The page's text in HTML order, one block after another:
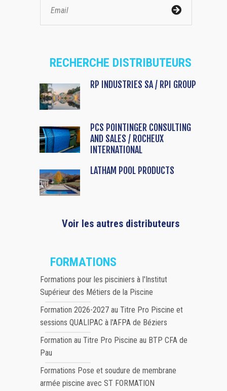
RECHERCHE DISTRIBUTEURS
RP INDUSTRIES SA / RPI GROUP
PCS POINTINGER CONSULTING
AND SALES / ROCHEUX
INTERNATIONAL
LATHAM POOL PRODUCTS
Voir les autres distributeurs
FORMATIONS
Formations pour les pisciniers à l'Institut
Supérieur des Métiers de la Piscine
Formation 2026-2027 au Titre Pro Piscine et
sessions QUALIPAC à l'AFPA de Béziers
Formation au Titre Pro Piscine au BTP CFA de
Pau
Formations Pose et soudure de membrane
armée piscine avec ST FORMATION